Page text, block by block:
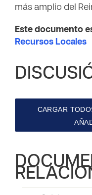
más amplio del
Este documento
Recursos Locales
CARGAR